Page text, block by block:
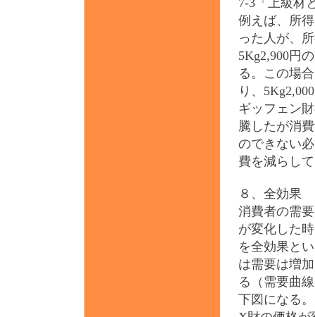
7-3「上級材
例えば、所
った人が、
5Kg2,900円
る。この場
り、
ギッフェン
騰したが消
のできない
費を減らし
８、全効果
消費者の需
が変化した
を全効果と
は需要は増
る（需要曲
下図になる。